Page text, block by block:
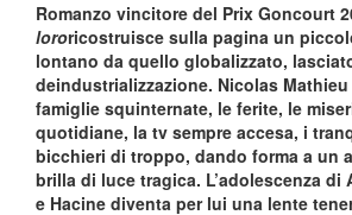
Romanzo vincitore del Prix Goncourt
lororicostruisce sulla pagina un
lontano da quello globalizzato,
deindustrializzazione. Nicolas
famiglie squinternate, le ferite, le
quotidiane, la tv sempre accesa, i
bicchieri di troppo, dando forma a un
brilla di luce tragica. L’adolescenza di
e Hacine diventa per lui una lente